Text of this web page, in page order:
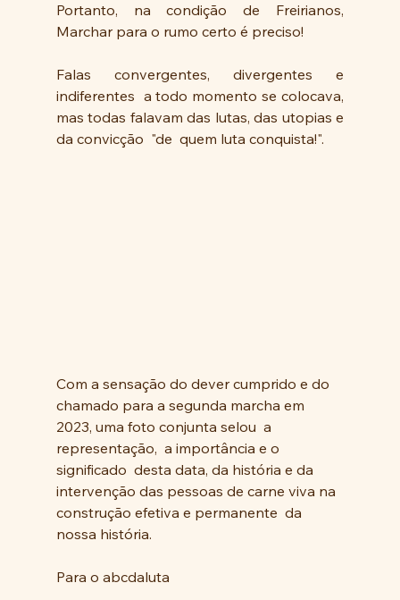
Portanto, na condição de Freirianos,
Marchar para o rumo certo é preciso!
Falas convergentes, divergentes e
indiferentes  a todo momento se colocava,
mas todas falavam das lutas, das utopias e
da convicção  "de  quem luta conquista!".
Com a sensação do dever cumprido e do
chamado para a segunda marcha em
2023, uma foto conjunta selou  a
representação,  a importância e o
significado  desta data, da história e da
intervenção das pessoas de carne viva na
construção efetiva e permanente  da
nossa história.
Para o abcdaluta